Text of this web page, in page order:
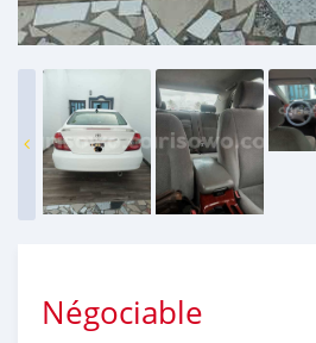
Négociable